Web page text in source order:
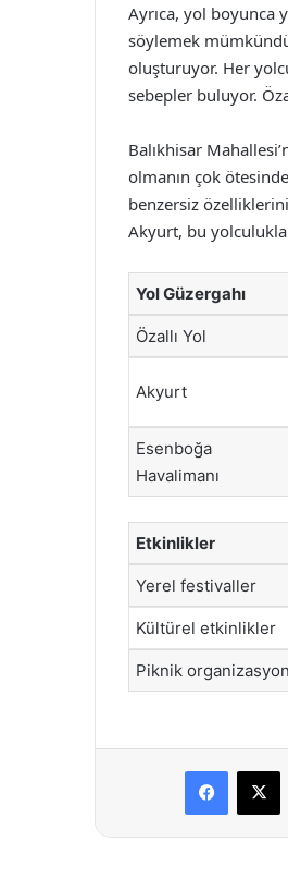
Ayrıca, yol boyunca
söylemek
oluşturuyor. Her
sebepler buluyor.
Balıkhisar
olmanın çok
benzersiz
Akyurt, bu
Yol Güzergahı
Özallı Yol
Akyurt
Esenboğa
Havalimanı
Etkinlikler
Yerel festivaller
Kültürel etkinlikler
Piknik
X